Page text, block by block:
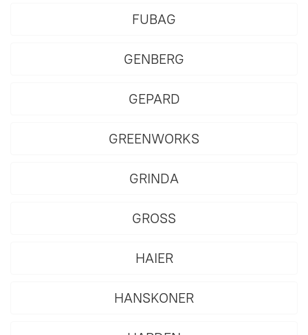
FUBAG
GENBERG
GEPARD
GREENWORKS
GRINDA
GROSS
HAIER
HANSKONER